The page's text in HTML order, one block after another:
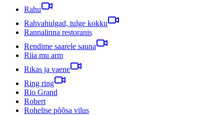
Rahu
Rahvahulgad, tulge kokku
Rannalinna restoranis
Rendime saarele sauna
Riia mu arm
Rikas ja vaene
Ring ring
Rio Grand
Robert
Rohelise põõsa vilus